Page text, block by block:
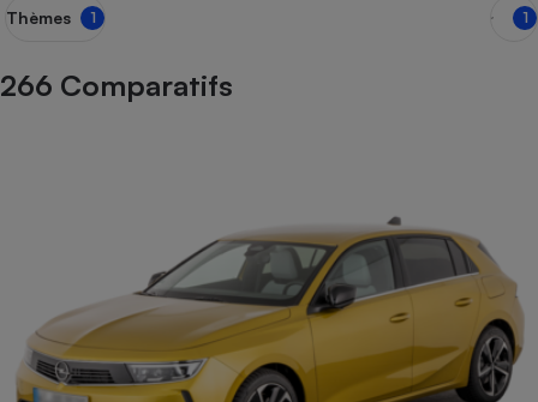
Thèmes 1 1
266 Comparatifs
bouteille
Banque
Petit électroménager -
Lave-linge
Téléviseur
Matelas
Antimoustique